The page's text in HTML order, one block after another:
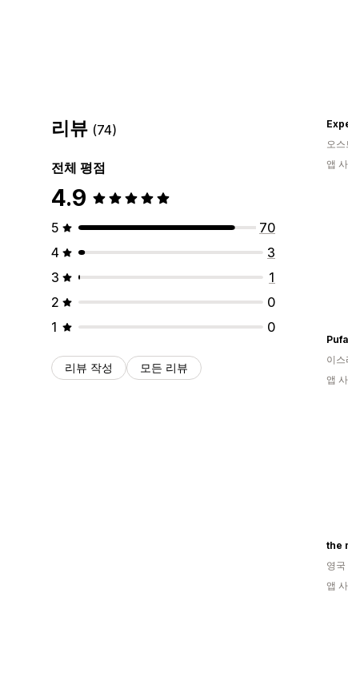
리뷰 (74)
전체 평점
4.9
5
70
4
3
3
1
2
0
1
0
리뷰 작성 모든 리뷰
오
앱
Pufa
이스
앱
the
영국
앱